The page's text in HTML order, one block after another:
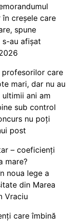
creșele care
spune
s-au afișat
profesorilor care
mari, dar nu au
ani am
sub control
nu poți
post
– coeficienți
mare?
noua lege a
din Marea
Vraciu
care îmbină